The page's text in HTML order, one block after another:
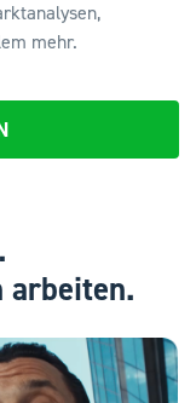
mehr.
arbeiten.